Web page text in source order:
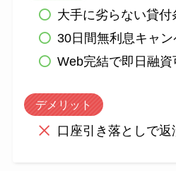
大手に劣らない貸付
30日間無利息キャ
Web完結で即日融資
デメリット
口座引き落としで返